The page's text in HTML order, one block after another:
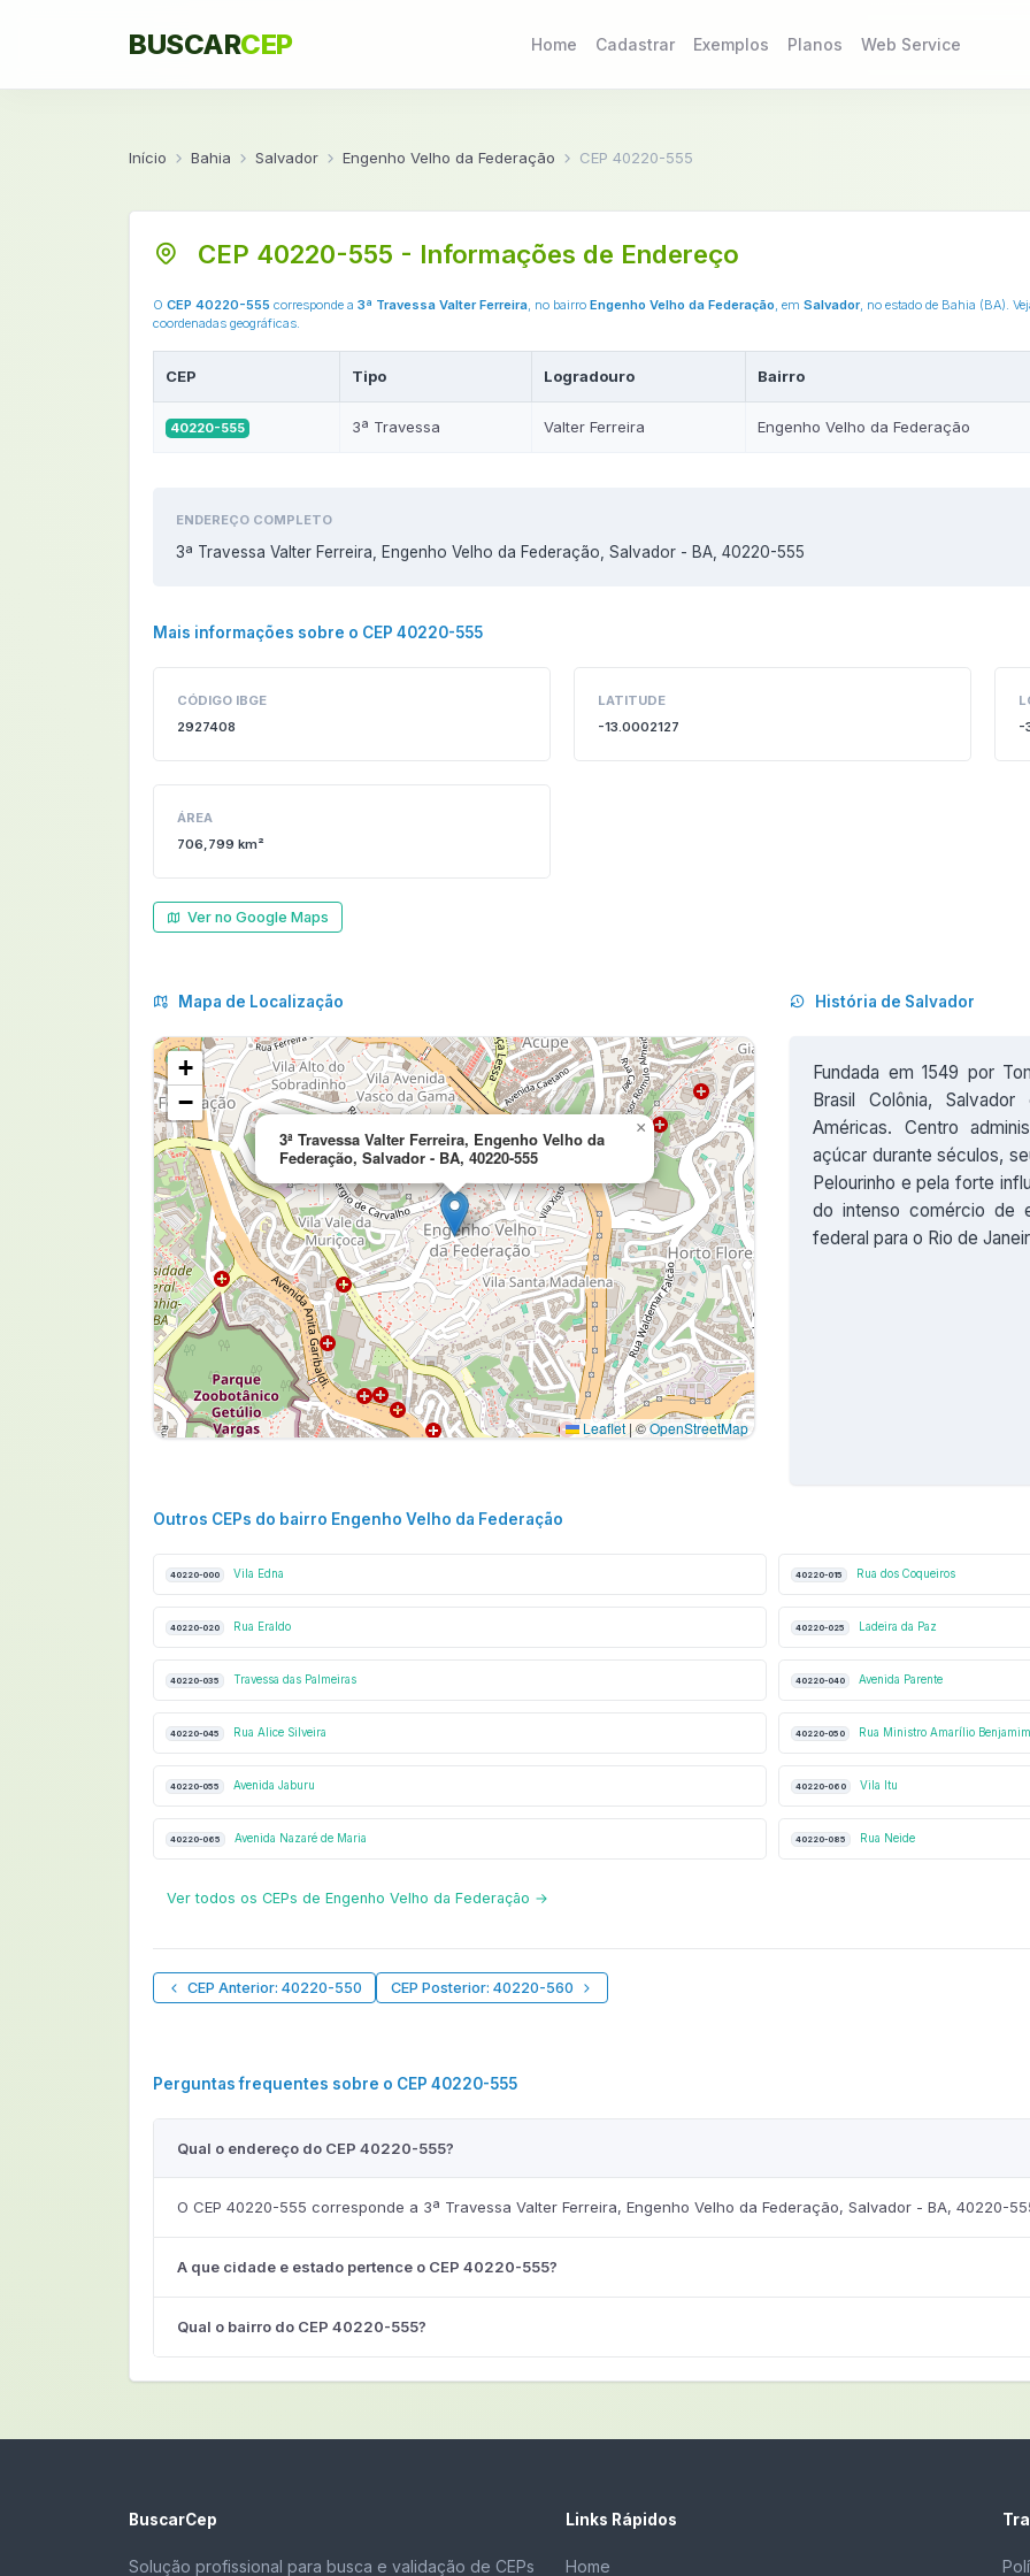
BUSCARCEP Home Cadastrar Exemplos Planos Web Service
Início Bahia Salvador Engenho Velho da Federação CEP 40220-555
CEP 40220-555 - Informações de Endereço
O CEP 40220-555 corresponde a 3ª Travessa Valter Ferreira, no bairro Engenho Velho da Federação, em Salvador, no estado de Bahia (BA).
coordenadas geográficas.
CEP Tipo Logradouro Bairro
40220-555 3ª Travessa Valter Ferreira Engenho Velho da Federação
ENDEREÇO COMPLETO
3ª Travessa Valter Ferreira, Engenho Velho da Federação, Salvador - BA, 40220-555
Mais informações sobre o CEP 40220-555
CÓDIGO IBGE
2927408
LATITUDE
-13.0002127
-
ÁREA
706,799 km²
Ver no Google Maps
Mapa de Localização
3ª Travessa Valter Ferreira, Engenho Velho da
Federação, Salvador - BA, 40220-555
×
+
−
Leaflet |©OpenStreetMap
História de Salvador
Fundada em 1549 por
Brasil Colônia,
Américas. Centro
açúcar durante séculos,
Pelourinho e pela forte
do intenso comércio de
federal para o Rio de
Outros CEPs do bairro Engenho Velho da Federação
40220-000 Vila Edna 40220-015 Rua dos Coqueiros
40220-020 Rua Eraldo 40220-025 Ladeira da Paz
40220-035 Travessa das Palmeiras 40220-040 Avenida Parente
40220-045 Rua Alice Silveira 40220-050 Rua Ministro Amarílio Benjamim
40220-055 Avenida Jaburu 40220-060 Vila Itu
40220-065 Avenida Nazaré de Maria 40220-085 Rua Neide
Ver todos os CEPs de Engenho Velho da Federação →
CEP Anterior: 40220-550 CEP Posterior: 40220-560
Perguntas frequentes sobre o CEP 40220-555
Qual o endereço do CEP 40220-555?
O CEP 40220-555 corresponde a 3ª Travessa Valter Ferreira, Engenho Velho da Federação, Salvador - BA, 40220-
A que cidade e estado pertence o CEP 40220-555?
Qual o bairro do CEP 40220-555?
BuscarCep
Solução profissional para busca e validação de CEPs
Links Rápidos
Home